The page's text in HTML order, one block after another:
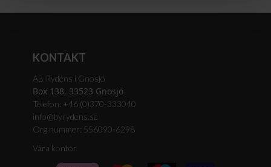
KONTAKT
AB Rydéns i Gnosjö
Box 138, 33523 Gnosjö
Telefon: +46 (0)370-333040
info@byrydens.se
Org.nummer: 556090-6298
Våra kontor